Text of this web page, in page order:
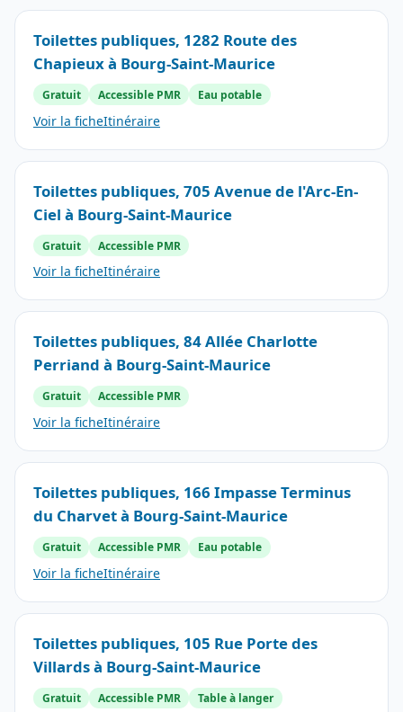
Toilettes publiques, 1282 Route des
Chapieux à Bourg-Saint-Maurice
Gratuit Accessible PMR Eau potable
Voir la ficheItinéraire
Toilettes publiques, 705 Avenue de l'Arc-En-
Ciel à Bourg-Saint-Maurice
Gratuit Accessible PMR
Voir la ficheItinéraire
Toilettes publiques, 84 Allée Charlotte
Perriand à Bourg-Saint-Maurice
Gratuit Accessible PMR
Voir la ficheItinéraire
Toilettes publiques, 166 Impasse Terminus
du Charvet à Bourg-Saint-Maurice
Gratuit Accessible PMR Eau potable
Voir la ficheItinéraire
Toilettes publiques, 105 Rue Porte des
Villards à Bourg-Saint-Maurice
Gratuit Accessible PMR Table à langer